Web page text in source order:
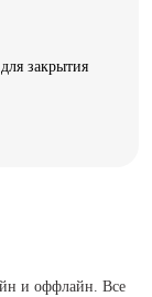
закрытия
и оффлайн. Все